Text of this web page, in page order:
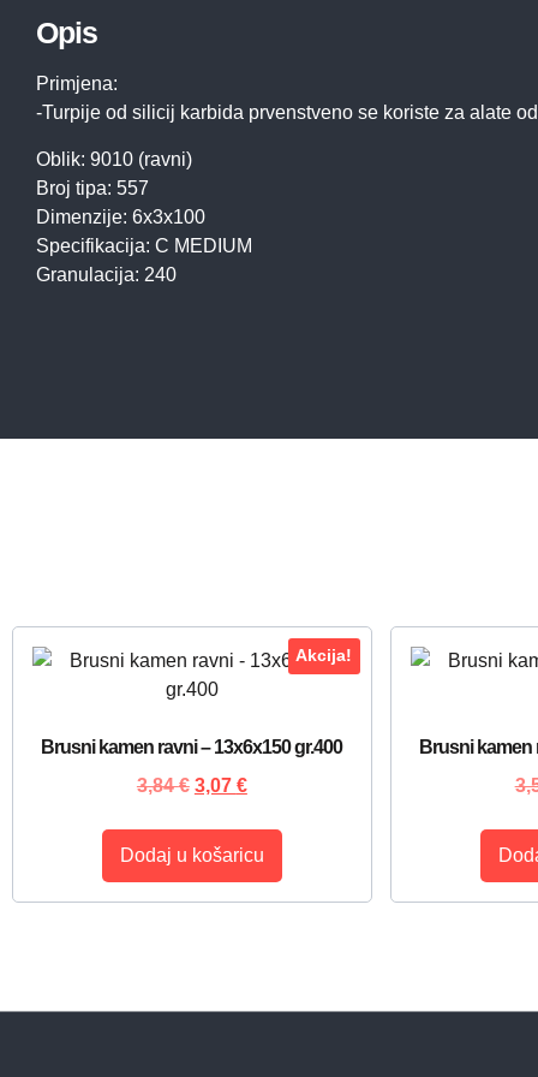
Opis
Primjena:
-Turpije od silicij karbida prvenstveno se koriste za alate
Oblik: 9010 (ravni)
Broj tipa: 557
Dimenzije: 6x3x100
Specifikacija: C MEDIUM
Granulacija: 240
Akcija!
Brusni kamen ravni – 13x6x150 gr.400
3,84€ 3,07 €
Dodaj u košaricu
Brusni kamen